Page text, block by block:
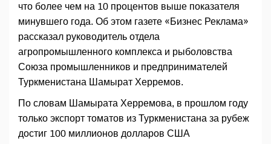
что более чем на 10 процентов выше показателя
минувшего года. Об этом газете «Бизнес Реклама»
рассказал руководитель отдела
агропромышленного комплекса и рыболовства
Союза промышленников и предпринимателей
Туркменистана Шамырат Херремов.
По словам Шамырата Херремова, в прошлом году
только экспорт томатов из Туркменистана за рубеж
достиг 100 миллионов долларов США